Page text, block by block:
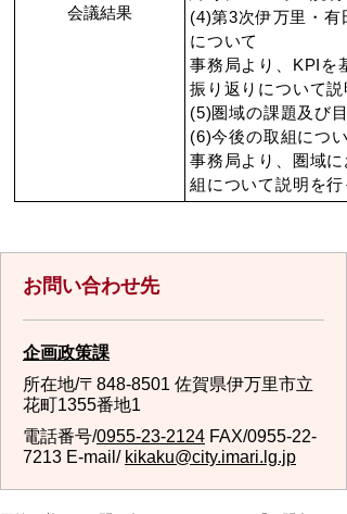
会議結果
(4)第3次伊万里・
について
事務局より、KPIを
振り返りについて説
(5)圏域の課題及び
(6)今後の取組につい
事務局より、圏域
組について説明を行
お問い合わせ先
企画政策課
所在地/〒848-8501 佐賀県伊万里市立
花町1355番地1
電話番号/0955-23-2124 FAX/0955-22-
7213 E-mail/ kikaku@city.imari.lg.jp